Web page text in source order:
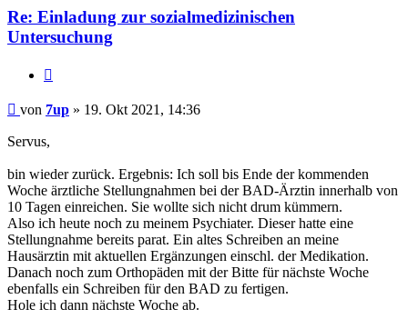
Re: Einladung zur sozialmedizinischen
Untersuchung
Beitrag
von 7up » 19. Okt 2021, 14:36
Servus,
bin wieder zurück. Ergebnis: Ich soll bis Ende der kommenden
Woche ärztliche Stellungnahmen bei der BAD-Ärztin innerhalb von
10 Tagen einreichen. Sie wollte sich nicht drum kümmern.
Also ich heute noch zu meinem Psychiater. Dieser hatte eine
Stellungnahme bereits parat. Ein altes Schreiben an meine
Hausärztin mit aktuellen Ergänzungen einschl. der Medikation.
Danach noch zum Orthopäden mit der Bitte für nächste Woche
ebenfalls ein Schreiben für den BAD zu fertigen.
Hole ich dann nächste Woche ab.